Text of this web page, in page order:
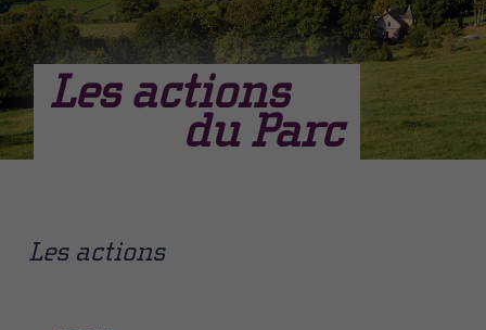
Les actions
du Parc
Les actions